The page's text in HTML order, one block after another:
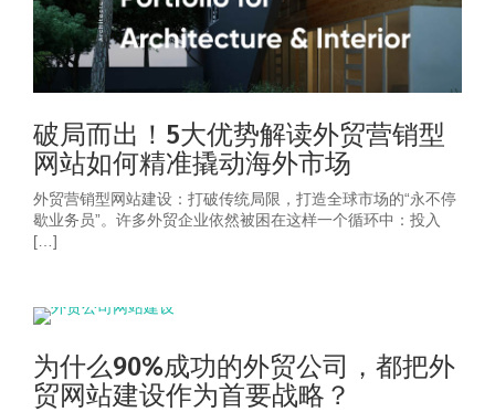
破局而出！5大优势解读外贸营销型
网站如何精准撬动海外市场
外贸营销型网站建设：打破传统局限，打造全球市场的“永不停
歇业务员”。许多外贸企业依然被困在这样一个循环中：投入
[…]
为什么90%成功的外贸公司，都把外
贸网站建设作为首要战略？